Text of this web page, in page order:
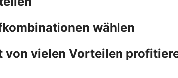
wählen
vielen Vorteilen